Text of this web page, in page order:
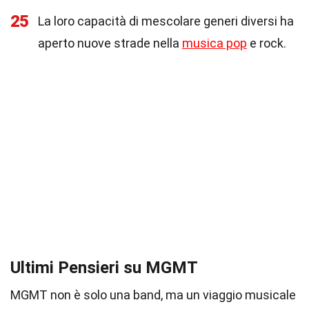
25
La loro capacità di mescolare generi diversi ha
aperto nuove strade nella musica pop e rock.
Ultimi Pensieri su MGMT
MGMT non è solo una band, ma un viaggio musicale